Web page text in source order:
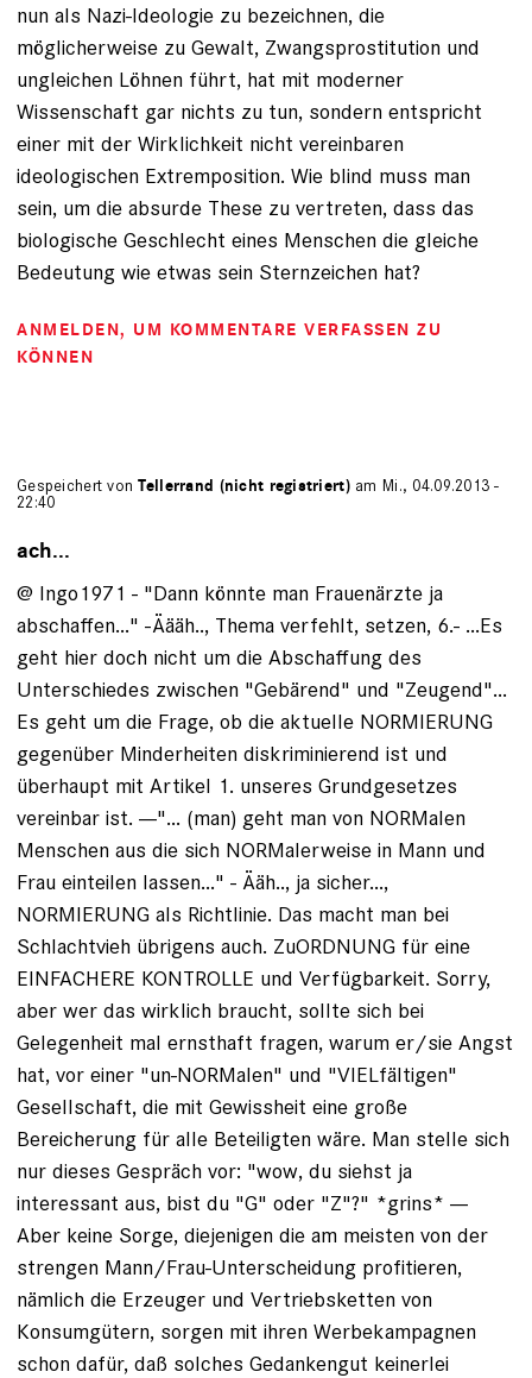
nun als Nazi-Ideologie zu bezeichnen, die
möglicherweise zu Gewalt, Zwangsprostitution und
ungleichen Löhnen führt, hat mit moderner
Wissenschaft gar nichts zu tun, sondern entspricht
einer mit der Wirklichkeit nicht vereinbaren
ideologischen Extremposition. Wie blind muss man
sein, um die absurde These zu vertreten, dass das
biologische Geschlecht eines Menschen die gleiche
Bedeutung wie etwas sein Sternzeichen hat?
ANMELDEN, UM KOMMENTARE VERFASSEN ZU
KÖNNEN
Gespeichert vonTellerrand (nicht registriert)am Mi., 04.09.2013 -
22:40
ach...
@ Ingo1971 - "Dann könnte man Frauenärzte ja
abschaffen..." -Äääh.., Thema verfehlt, setzen, 6.- ...Es
geht hier doch nicht um die Abschaffung des
Unterschiedes zwischen "Gebärend" und "Zeugend"...
Es geht um die Frage, ob die aktuelle NORMIERUNG
gegenüber Minderheiten diskriminierend ist und
überhaupt mit Artikel 1. unseres Grundgesetzes
vereinbar ist. ---"... (man) geht man von NORMalen
Menschen aus die sich NORMalerweise in Mann und
Frau einteilen lassen..." - Ääh.., ja sicher...,
NORMIERUNG als Richtlinie. Das macht man bei
Schlachtvieh übrigens auch. ZuORDNUNG für eine
EINFACHERE KONTROLLE und Verfügbarkeit. Sorry,
aber wer das wirklich braucht, sollte sich bei
Gelegenheit mal ernsthaft fragen, warum er/sie Angst
hat, vor einer "un-NORMalen" und "VIELfältigen"
Gesellschaft, die mit Gewissheit eine große
Bereicherung für alle Beteiligten wäre. Man stelle sich
nur dieses Gespräch vor: "wow, du siehst ja
interessant aus, bist du "G" oder "Z"?" *grins* ---
Aber keine Sorge, diejenigen die am meisten von der
strengen Mann/Frau-Unterscheidung profitieren,
nämlich die Erzeuger und Vertriebsketten von
Konsumgütern, sorgen mit ihren Werbekampagnen
schon dafür, daß solches Gedankengut keinerlei